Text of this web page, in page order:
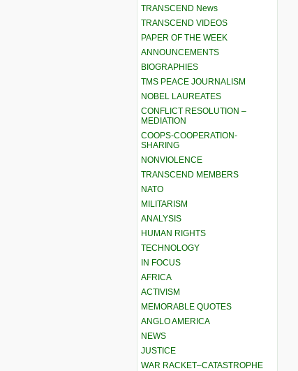
TRANSCEND News
TRANSCEND VIDEOS
PAPER OF THE WEEK
ANNOUNCEMENTS
BIOGRAPHIES
TMS PEACE JOURNALISM
NOBEL LAUREATES
CONFLICT RESOLUTION –
MEDIATION
COOPS-COOPERATION-
SHARING
NONVIOLENCE
TRANSCEND MEMBERS
NATO
MILITARISM
ANALYSIS
HUMAN RIGHTS
TECHNOLOGY
IN FOCUS
AFRICA
ACTIVISM
MEMORABLE QUOTES
ANGLO AMERICA
NEWS
JUSTICE
WAR RACKET–CATASTROPHE